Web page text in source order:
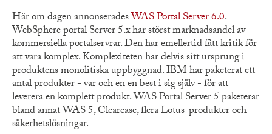
Här om dagen annonseradesWAS Portal Server 6.0.
WebSphere portal Server 5.x har störst marknadsandel av
kommersiella portalservrar. Den har emellertid fått kritik för
att vara komplex. Komplexiteten har delvis sitt ursprung i
produktens monolitiska uppbyggnad. IBM har paketerat ett
antal produkter - var och en en best i sig själv - för att
leverera en komplett produkt. WAS Portal Server 5 paketerar
bland annat WAS 5, Clearcase, flera Lotus-produkter och
säkerhetslösningar.